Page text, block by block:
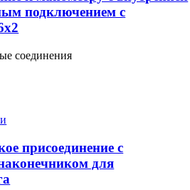
подключением с
соединения
присоединение с
для